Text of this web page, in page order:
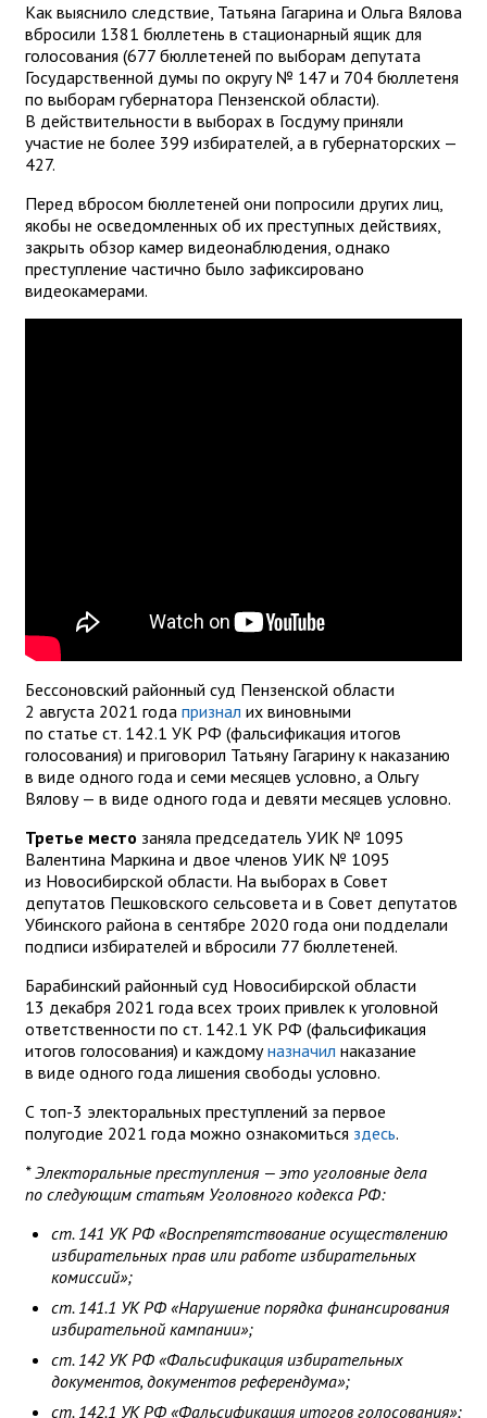
Как выяснило следствие, Татьяна Гагарина и Ольга Вялова
вбросили 1381 бюллетень в стационарный ящик для
голосования (677 бюллетеней по выборам депутата
Государственной думы по округу № 147 и 704 бюллетеня
по выборам губернатора Пензенской области).
В действительности в выборах в Госдуму приняли
участие не более 399 избирателей, а в губернаторских —
427.
Перед вбросом бюллетеней они попросили других лиц,
якобы не осведомленных об их преступных действиях,
закрыть обзор камер видеонаблюдения, однако
преступление частично было зафиксировано
видеокамерами.
Бессоновский районный суд Пензенской области
2 августа 2021 года признал их виновными
по статье ст. 142.1 УК РФ (фальсификация итогов
голосования) и приговорил Татьяну Гагарину к наказанию
в виде одного года и семи месяцев условно, а Ольгу
Вялову — в виде одного года и девяти месяцев условно.
Третье место заняла председатель УИК № 1095
Валентина Маркина и двое членов УИК № 1095
из Новосибирской области. На выборах в Совет
депутатов Пешковского сельсовета и в Совет депутатов
Убинского района в сентябре 2020 года они подделали
подписи избирателей и вбросили 77 бюллетеней.
Барабинский районный суд Новосибирской области
13 декабря 2021 года всех троих привлек к уголовной
ответственности по ст. 142.1 УК РФ (фальсификация
итогов голосования) и каждомуназначил наказание
в виде одного года лишения свободы условно.
С топ-3 электоральных преступлений за первое
полугодие 2021 года можно ознакомиться здесь.
* Электоральные преступления — это уголовные дела
по следующим статьям Уголовного кодекса РФ:
ст. 141 УК РФ «Воспрепятствование осуществлению
избирательных прав или работе избирательных
комиссий»;
ст. 141.1 УК РФ «Нарушение порядка финансирования
избирательной кампании»;
ст. 142 УК РФ «Фальсификация избирательных
документов, документов референдума»;
ст. 142.1 УК РФ «Фальсификация итогов голосования»;